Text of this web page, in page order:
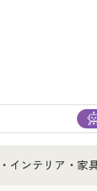
インテリア・家